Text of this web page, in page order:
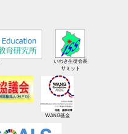
いわき生徒会長
サミット
WANG基金